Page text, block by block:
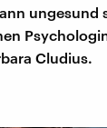
ungesund
Cludius.